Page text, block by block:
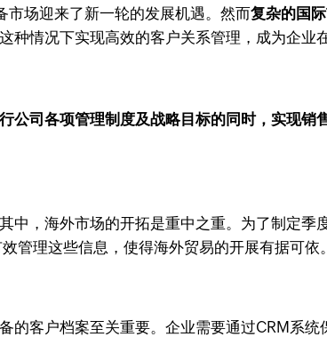
场迎来了新一轮的发展机遇。然而复杂的国
情况下实现高效的客户关系管理，成为企业
公司各项管理制度及战略目标的同时，实现销
中，海外市场的开拓是重中之重。为了制定
管理这些信息，使得海外贸易的开展有据可依。
的客户档案至关重要。企业需要通过CRM系